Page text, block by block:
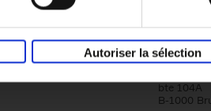
Autoriser la sélection
Société
Qui sommes-nous?
Éditions
Tour &
bte 104A
B-1000